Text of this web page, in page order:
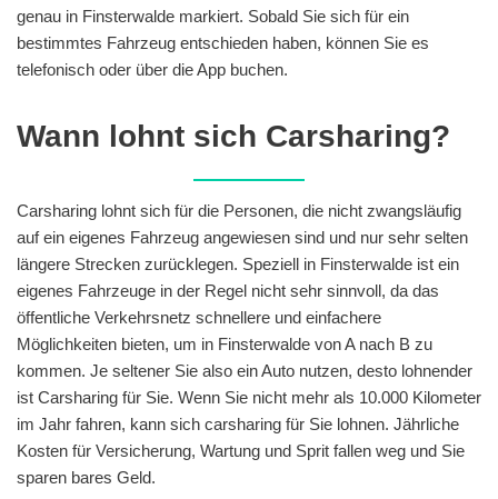
genau in Finsterwalde markiert. Sobald Sie sich für ein
bestimmtes Fahrzeug entschieden haben, können Sie es
telefonisch oder über die App buchen.
Wann lohnt sich Carsharing?
Carsharing lohnt sich für die Personen, die nicht zwangsläufig
auf ein eigenes Fahrzeug angewiesen sind und nur sehr selten
längere Strecken zurücklegen. Speziell in Finsterwalde ist ein
eigenes Fahrzeuge in der Regel nicht sehr sinnvoll, da das
öffentliche Verkehrsnetz schnellere und einfachere
Möglichkeiten bieten, um in Finsterwalde von A nach B zu
kommen. Je seltener Sie also ein Auto nutzen, desto lohnender
ist Carsharing für Sie. Wenn Sie nicht mehr als 10.000 Kilometer
im Jahr fahren, kann sich carsharing für Sie lohnen. Jährliche
Kosten für Versicherung, Wartung und Sprit fallen weg und Sie
sparen bares Geld.